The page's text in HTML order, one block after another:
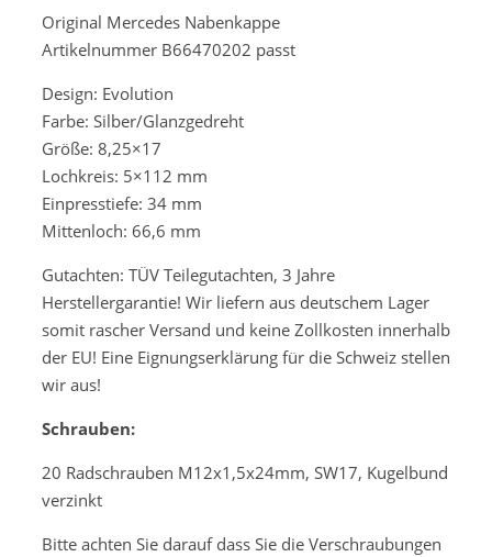
Original Mercedes Nabenkappe
Artikelnummer B66470202 passt
Design: Evolution
Farbe: Silber/Glanzgedreht
Größe: 8,25×17
Lochkreis: 5×112 mm
Einpresstiefe: 34 mm
Mittenloch: 66,6 mm
Gutachten: TÜV Teilegutachten, 3 Jahre
Herstellergarantie! Wir liefern aus deutschem Lager
somit rascher Versand und keine Zollkosten innerhalb
der EU! Eine Eignungserklärung für die Schweiz stellen
wir aus!
Schrauben:
20 Radschrauben M12x1,5x24mm, SW17, Kugelbund
verzinkt
Bitte achten Sie darauf dass Sie die Verschraubungen